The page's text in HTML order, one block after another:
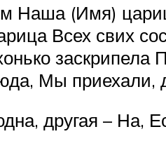
Наша (Имя)
Всех свих
заскрипела
Мы приехали,
другая – На,